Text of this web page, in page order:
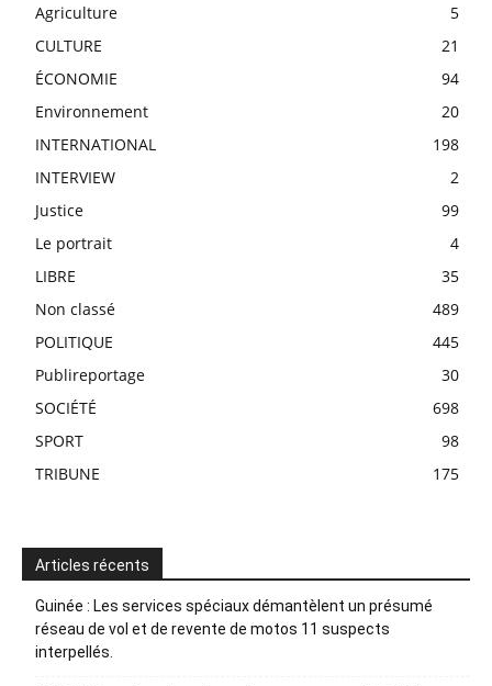
Agriculture
5
CULTURE
21
ÉCONOMIE
94
Environnement
20
INTERNATIONAL
198
INTERVIEW
2
Justice
99
Le portrait
4
LIBRE
35
Non classé
489
POLITIQUE
445
Publireportage
30
SOCIÉTÉ
698
SPORT
98
TRIBUNE
175
Articles récents
Guinée : Les services spéciaux démantèlent un présumé
réseau de vol et de revente de motos 11 suspects
interpellés.